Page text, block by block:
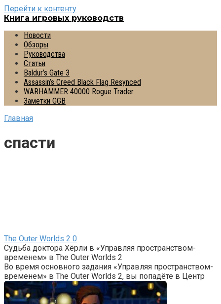
Перейти к контенту
Книга игровых руководств
Новости
Обзоры
Руководства
Статьи
Baldur’s Gate 3
Assassin’s Creed Black Flag Resynced
WARHAMMER 40000 Rogue Trader
Заметки GGB
Главная
спасти
The Outer Worlds 2 0
Судьба доктора Хёрли в «Управляя пространством-
временем» в The Outer Worlds 2
Во время основного задания «Управляя пространством-
временем» в The Outer Worlds 2, вы попадёте в Центр